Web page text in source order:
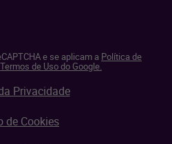
e se aplicam a Política de
Termos de Uso do Google.
Privacidade
de Cookies